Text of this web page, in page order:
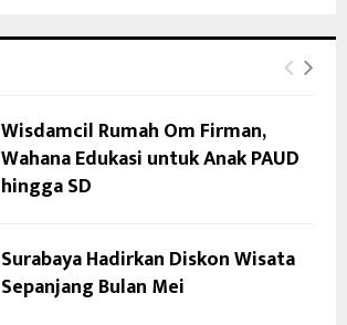
Wisdamcil Rumah Om Firman,
Wahana Edukasi untuk Anak PAUD
hingga SD
Surabaya Hadirkan Diskon Wisata
Sepanjang Bulan Mei